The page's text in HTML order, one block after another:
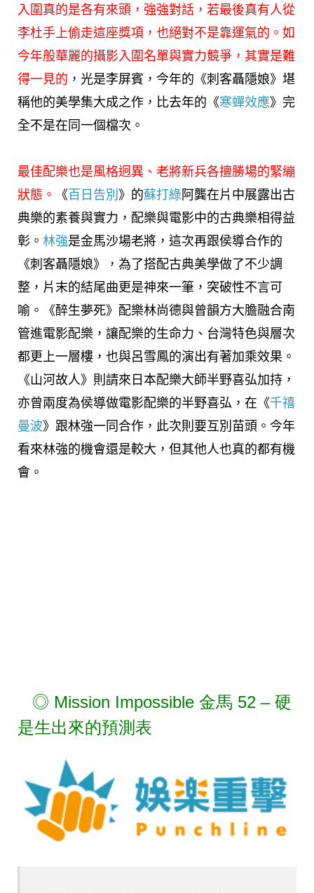
入圍真的是各有來頭，強強對話，若最後真有人從
李杜手上偷走這座獎項，也絕對不是靠運氣的。如
今年般華麗的攝影入圍名單與實力競爭，其實是難
得一見的 ，光是李屏賓，今年的《刺客聶隱娘》堪
稱他的美學集大成之作，比去年的《寒蟬效應》完
全不是在同一個檔次。
最佳配樂也是風格迥異、老將新兵各擅勝場的緊繃
狀態。
《百日告別 》的蘇打綠阿龔在片中展露出古
典樂的素養與實力，配樂與電影中的古典樂相得益
彰。 林強是金馬沙場老將，這次再跟侯導合作的
《刺客聶隱娘》，為了搭配古典美學做了不少調
整，片末的結尾曲更是神來一筆，突破性不言可
喻。《醉生夢死》配樂林尚德與曾韻方大膽融合南
管進電影配樂，讓配樂的生命力、台灣特色與層次
都更上一層樓，也與呂雪鳳的演出有著加乘效果。
《山河故人》則請來日本配樂大師半野喜弘加持，
亦曾兩度為侯導做電影配樂的半野喜弘，在《千禧
曼波》跟林強一同合作，此次則要互別苗頭。今年
看來林強的機會還是較大，但其他人也真的都有機
會。
◎ Mission Impossible 金馬 52 – 硬
是生出來的預測表